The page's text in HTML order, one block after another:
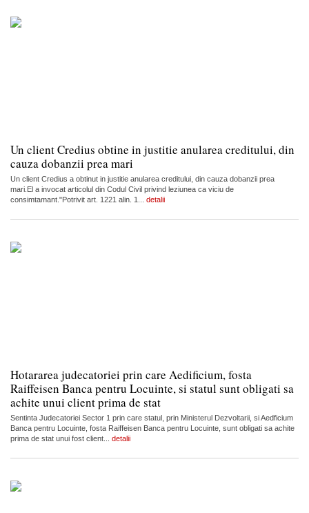
Un client Credius obtine in justitie anularea creditului, din
cauza dobanzii prea mari
Un client Credius a obtinut in justitie anularea creditului, din cauza dobanzii prea
mari.El a invocat articolul din Codul Civil privind leziunea ca viciu de
consimtamant."Potrivit art. 1221 alin. 1... detalii
Hotararea judecatoriei prin care Aedificium, fosta
Raiffeisen Banca pentru Locuinte, si statul sunt obligati sa
achite unui client prima de stat
Sentinta Judecatoriei Sector 1 prin care statul, prin Ministerul Dezvoltarii, si Aedficium
Banca pentru Locuinte, fosta Raiffeisen Banca pentru Locuinte, sunt obligati sa achite
prima de stat unui fost client... detalii